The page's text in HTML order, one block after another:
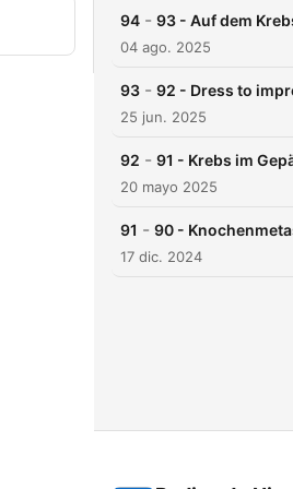
94 - 93 - Auf dem
04 ago. 2025
93 - 92 - Dress to
25 jun. 2025
92 - 91 - Krebs im
20 mayo 2025
91 - 90 -
17 dic. 2024